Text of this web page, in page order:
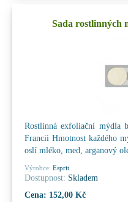
Sada rostlinných
Rostlinná exfoliační mýdla
Francii Hmotnost každého
oslí mléko, med, arganový
Výrobce: Esprit
Dostupnost: Skladem
Cena: 152,00 Kč